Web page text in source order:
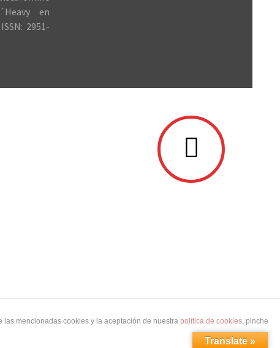
en
2951-
mencionadas cookies y la aceptación de nuestra política de cookies, pinche
Translate »